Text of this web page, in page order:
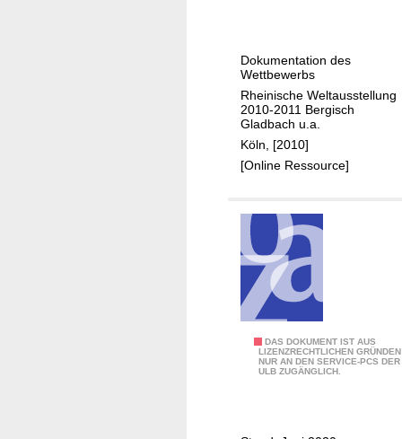
a
B
l
a
n
k
n
e
m
Dokumentation des
Wettbewerbs
Rheinische Weltausstellung
2010-2011 Bergisch
Gladbach u.a.
Köln, [2010]
[Online Ressource]
DAS DOKUMENT IST AUS
LIZENZRECHTLICHEN GRÜNDEN
NUR AN DEN SERVICE-PCS DER
ULB ZUGÄNGLICH.
W